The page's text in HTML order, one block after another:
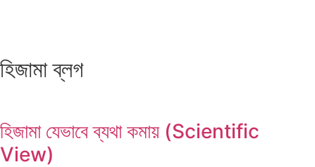
হিজামা ব্লগ
হিজামা যেভাবে ব্যথা কমায় (Scientific
View)